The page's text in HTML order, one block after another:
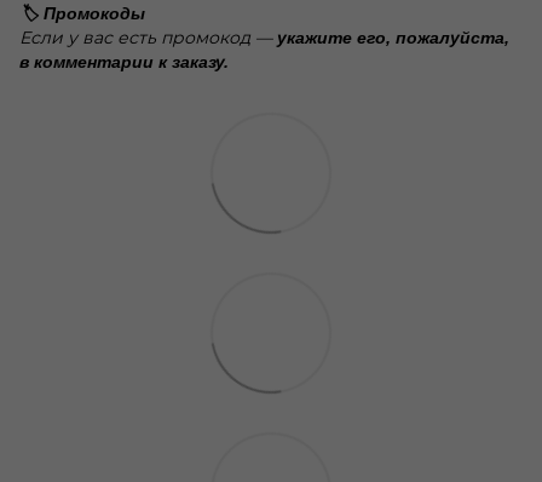
🏷️ Промокоды
Если у вас есть промокод — укажите его, пожалуйста,
в комментарии к заказу.